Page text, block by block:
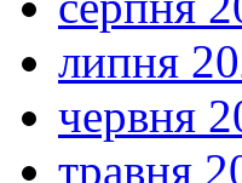
липня
червня
травня